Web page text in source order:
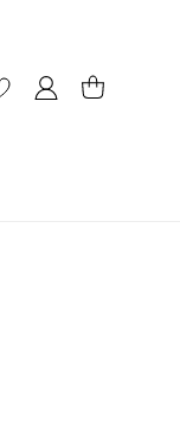
Mijn account